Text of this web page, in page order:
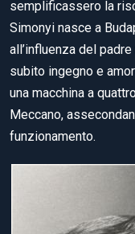
semplificassero la
Simonyi nasce a
all’influenza del
subito ingegno e
una macchina a
Meccano,
funzionamento.